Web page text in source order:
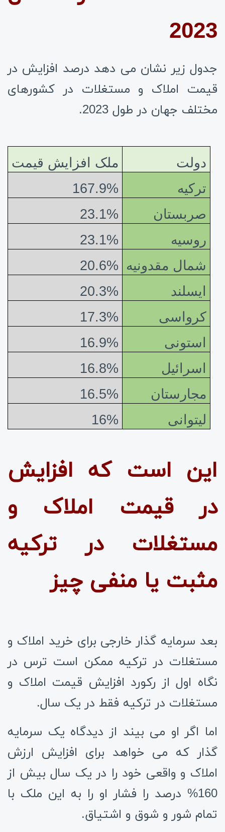
2023
جدول زیر نشان می دهد درصد افزایش در
قیمت املاک و مستغلات در کشورهای
مختلف جهان در طول 2023.
دولت
ملک افزایش قیمت
ترکیه
167.9%
صربستان
23.1%
روسیه
23.1%
شمال مقدونیه 20.6%
ایسلند
20.3%
کرواسی
17.3%
استونی
16.9%
اسرائیل
16.8%
مجارستان
16.5%
لیتوانی
16%
این است که افزایش
در قیمت املاک و
مستغلات در ترکیه
مثبت یا منفی چیز
بعد سرمایه گذار خارجی برای خرید املاک و
مستغلات در ترکیه ممکن است ترس در
نگاه اول از رکورد افزایش قیمت املاک و
مستغلات در ترکیه فقط در یک سال.
اما اگر او می بیند از دیدگاه یک سرمایه
گذار که می خواهد برای افزایش ارزش
املاک و واقعی خود را در یک سال بیش از
160% درصد را فشار او را به این ملک با
تمام شور و شوق و اشتیاق.